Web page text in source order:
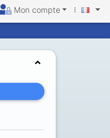
Mon compte